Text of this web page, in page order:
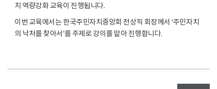
치 역량강화 교육이 진행됩니다.
이번 교육에서는 한국주민자치중앙회 전상직 회장께서 ‘주민자치
의 낙처를 찾아서’를 주제로 강의를 맡아 진행합니다.